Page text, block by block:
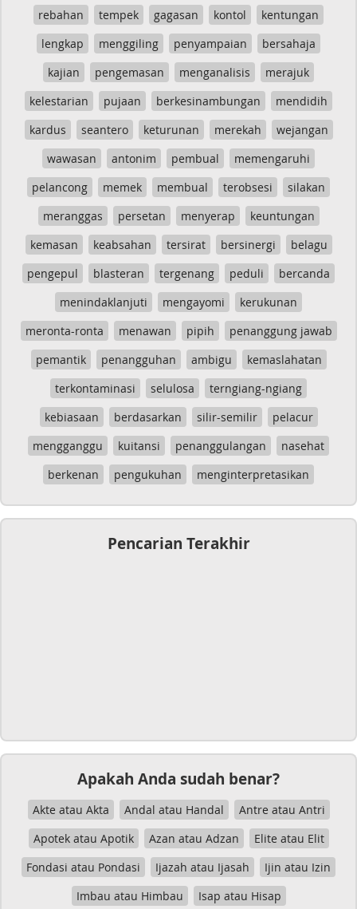
rebahan tempek gagasan kontol
kentungan
lengkap
menggiling penyampaian
bersahaja
kajian
pengemasan menganalisis
merajuk
kelestarian
pujaan berkesinambungan
mendidih
kardus
seantero keturunan merekah
wejangan
wawasan
antonim pembual
memengaruhi
pelancong
memek membual terobsesi
silakan
meranggas
persetan menyerap
keuntungan
kemasan
keabsahan tersirat bersinergi
belagu
pengepul
blasteran tergenang peduli
bercanda
menindaklanjuti
mengayomi
kerukunan
meronta-ronta
menawan pipih
penanggung jawab
pemantik
penangguhan ambigu
kemaslahatan
terkontaminasi
selulosa
terngiang-ngiang
kebiasaan
berdasarkan silir-semilir
pelacur
mengganggu
kuitansi penanggulangan
nasehat
berkenan
pengukuhan menginterpretasikan
Pencarian Terakhir
Apakah Anda sudah benar?
Akte atau Akta Andal atau Handal
Antre atau Antri
Apotek atau Apotik
Azan atau Adzan
Elite atau Elit
Fondasi atau Pondasi
Ijazah atau Ijasah
Ijin atau Izin
Imbau atau Himbau
Isap atau Hisap